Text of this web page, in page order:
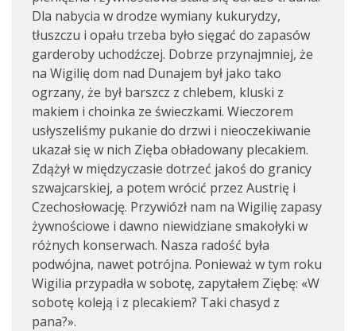
Dla nabycia w drodze wymiany kukurydzy,
tłuszczu i opału trzeba było sięgać do zapasów
garderoby uchodźczej. Dobrze przynajmniej, że
na Wigilię dom nad Dunajem był jako tako
ogrzany, że był barszcz z chlebem, kluski z
makiem i choinka ze świeczkami. Wieczorem
usłyszeliśmy pukanie do drzwi i nieoczekiwanie
ukazał się w nich Zięba obładowany plecakiem.
Zdążył w międzyczasie dotrzeć jakoś do granicy
szwajcarskiej, a potem wrócić przez Austrię i
Czechosłowację. Przywiózł nam na Wigilię zapasy
żywnościowe i dawno niewidziane smakołyki w
różnych konserwach. Nasza radość była
podwójna, nawet potrójna. Ponieważ w tym roku
Wigilia przypadła w sobotę, zapytałem Ziębę: «W
sobotę koleją i z plecakiem? Taki chasyd z
pana?».